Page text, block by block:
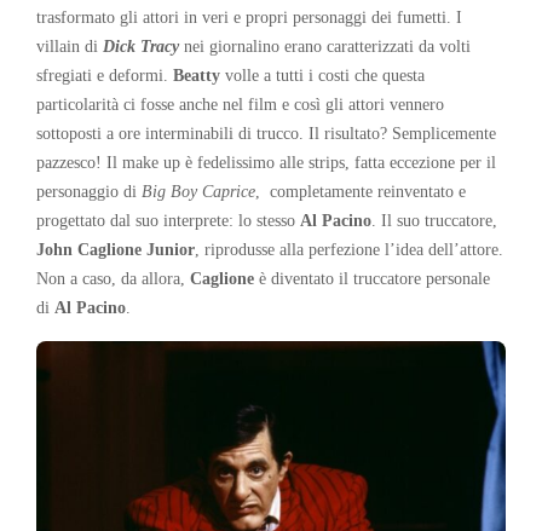
trasformato gli attori in veri e propri personaggi dei fumetti. I
villain di Dick Tracynei giornalino erano caratterizzati da volti
sfregiati e deformi. Beatty volle a tutti i costi che questa
particolarità ci fosse anche nel film e così gli attori vennero
sottoposti a ore interminabili di trucco. Il risultato? Semplicemente
pazzesco! Il make up è fedelissimo alle strips, fatta eccezione per il
personaggio di Big Boy Caprice, completamente reinventato e
progettato dal suo interprete: lo stesso Al Pacino. Il suo truccatore,
John Caglione Junior, riprodusse alla perfezione l’idea dell’attore.
Non a caso, da allora, Caglione è diventato il truccatore personale
di Al Pacino.